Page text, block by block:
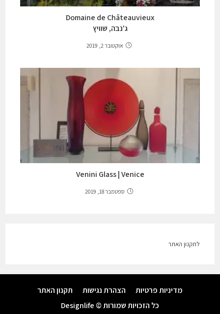
Domaine de Châteauvieux
ג'נבה, שוויץ
אוקטובר 2, 2019
Venini Glass | Venice
ספטמבר 18, 2019
לתקנון האתר
מדיניות פרטיות הצהרת נגישות
תקנון האתר
כל הזכויות שמורות © Designlife